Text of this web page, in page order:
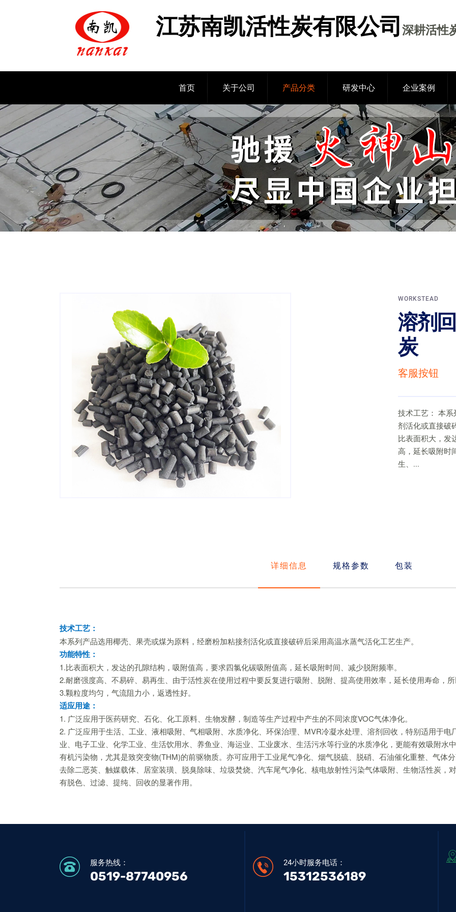
江苏南凯活性炭有限公司 深耕活性
首页 关于公司 产品分类 研发中心 企业案例
WORKSTEAD
溶剂
炭
客服按钮
技术工艺： 本
剂活化或直接破
比表面积大，发
高，延长吸附时
生、...
详细信息 规格参数 包装
技术工艺：
本系列产品选用椰壳、果壳或煤为原料，经磨粉加粘接剂活化或直接破碎后采用高温水蒸气活化工艺生产。
功能特性：
1.比表面积大，发达的孔隙结构，吸附值高，要求四氯化碳吸附值高，延长吸附时间、减少脱附频率。
2.耐磨强度高、不易碎、易再生、由于活性炭在使用过程中要反复进行吸附、脱附、提高使用效率，延长使用寿命，所
3.颗粒度均匀，气流阻力小，返透性好。
适应用途：
1. 广泛应用于医药研究、石化、化工原料、生物发酵，制造等生产过程中产生的不同浓度VOC气体净化。
2. 广泛应用于生活、工业、液相吸附、气相吸附、水质净化、环保治理、MVR冷凝水处理、溶剂回收，特别适用于
业、电子工业、化学工业、生活饮用水、养鱼业、海运业、工业废水、生活污水等行业的水质净化，更能有效吸附水
有机污染物，尤其是致突变物(THM)的前驱物质。亦可应用于工业尾气净化、烟气脱硫、脱硝、石油催化重整、气体
去除二恶英、触媒载体、居室装璜、脱臭除味、垃圾焚烧、汽车尾气净化、核电放射性污染气体吸附、生物活性炭，
有脱色、过滤、提纯、回收的显著作用。
服务热线：
0519-87740956
24小时服务电话：
15312536189